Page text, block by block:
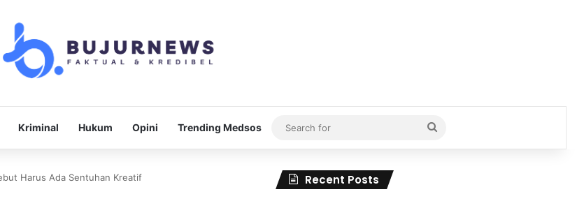
Kriminal Hukum Opini Trending Medsos
Search
for
Harus Ada Sentuhan Kreatif Recent Posts